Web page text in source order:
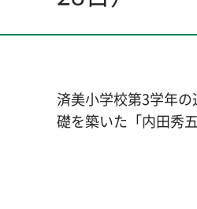
済美小学校第3学年
礎を築いた「内田秀